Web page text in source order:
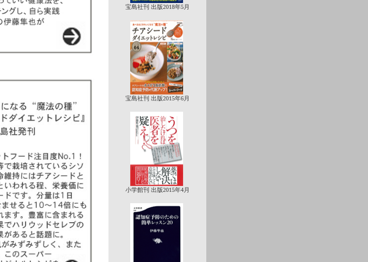
宝島社刊 出版2018年5月
宝島社刊 出版2015年6月
小学館刊 出版2015年4月